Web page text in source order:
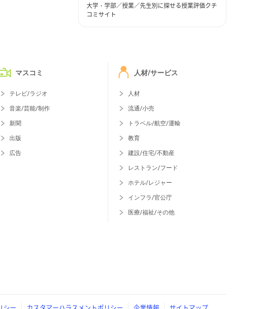
大学・学部／授業／先生別に探せる授業評価クチ
コミサイト
マスコミ
テレビ/ラジオ
音楽/芸能/制作
新聞
出版
広告
人材/サービス
人材
流通/小売
トラベル/航空/運輸
教育
建設/住宅/不動産
レストラン/フード
ホテル/レジャー
インフラ/官公庁
医療/福祉/その他